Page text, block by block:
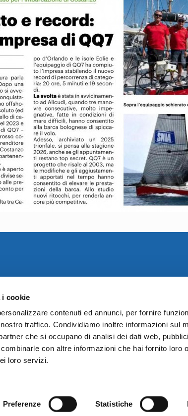
i cookie
contenuti ed annunci, per fornire
traffico. Condividiamo inoltre informazioni sul
che si occupano di analisi dei dati web,
con altre informazioni che hai fornito loro
loro servizi.
Preferenze Statistiche
Via Di Vittorio 21/B - 40013 Castel Maggiore (BO)
Tel. 051 0827467 - Fax 051 0822094
Stabilimento:
Via Nullo Baldini, 47/49 - 48033 Cotignola (RA)